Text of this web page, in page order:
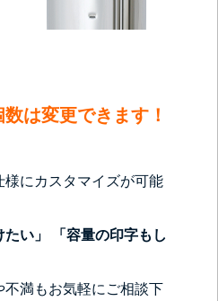
は変更できます！
にカスタマイズが可能
たい」 「容量の印字もし
満もお気軽にご相談下